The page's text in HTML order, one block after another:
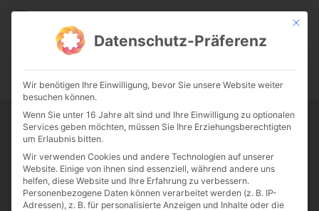
CATHWALK.DE
0:00 -:--
Tag:Karl VIII.
Papst Franziskus Ehe Sex Liebe Familie
Katholizismus
Franziskus
50 Jahre Humanae vitae Katholische Kirche
Mit
Datenschutz-Präferenz
Wir benötigen Ihre Einwilligung, bevor Sie unsere Website weiter
besuchen können.
Wenn Sie unter 16 Jahre alt sind und Ihre Einwilligung zu optionalen
Services geben möchten, müssen Sie Ihre Erziehungsberechtigten
um Erlaubnis bitten.
Wir verwenden Cookies und andere Technologien auf unserer
Website. Einige von ihnen sind essenziell, während andere uns
helfen, diese Website und Ihre Erfahrung zu verbessern.
Personenbezogene Daten können verarbeitet werden (z. B. IP-
Adressen), z. B. für personalisierte Anzeigen und Inhalte oder die